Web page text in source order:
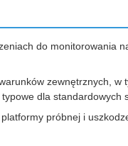
do monitorowania
zewnętrznych, w
dla standardowych
próbnej i